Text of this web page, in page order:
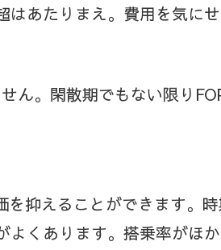
あたりまえ。費用を気にせ
ん。閑散期でもない限り
を抑えることができます。
よくあります。搭乗率がほ